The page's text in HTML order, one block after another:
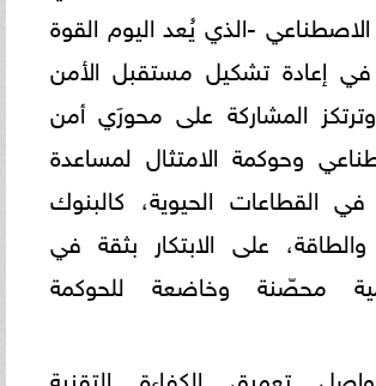
الاصطناعي -الذي يُعد اليوم القوة
في إعادة تشكيل مستقبل الأمن
المشاركة على محورَي أمن
وحوكمة الامتثال لمساعدة
القطاعات الحيوية، كالبنوك
والطاقة، على الابتكار بثقة في
محصّنة وخاضعة للحوكمة
تعميق الكفاءة التقنية